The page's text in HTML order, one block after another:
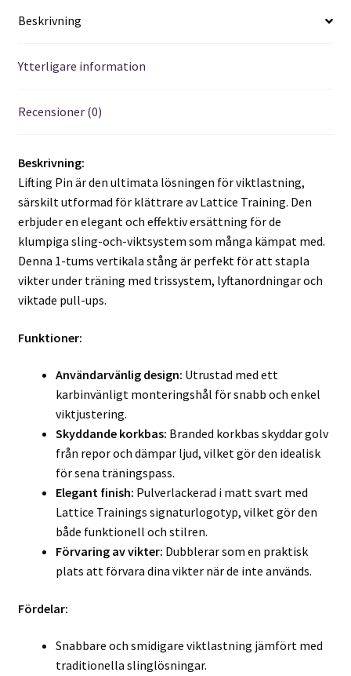
Beskrivning
Ytterligare information
Recensioner (0)
Beskrivning:
Lifting Pin är den ultimata lösningen för viktlastning,
särskilt utformad för klättrare av Lattice Training. Den
erbjuder en elegant och effektiv ersättning för de
klumpiga sling-och-viktsystem som många kämpat med.
Denna 1-tums vertikala stång är perfekt för att stapla
vikter under träning med trissystem, lyftanordningar och
viktade pull-ups.
Funktioner:
Användarvänlig design: Utrustad med ett
karbinvänligt monteringshål för snabb och enkel
viktjustering.
Skyddande korkbas: Branded korkbas skyddar golv
från repor och dämpar ljud, vilket gör den idealisk
för sena träningspass.
Elegant finish: Pulverlackerad i matt svart med
Lattice Trainings signaturlogotyp, vilket gör den
både funktionell och stilren.
Förvaring av vikter: Dubblerar som en praktisk
plats att förvara dina vikter när de inte används.
Fördelar:
Snabbare och smidigare viktlastning jämfört med
traditionella slinglösningar.